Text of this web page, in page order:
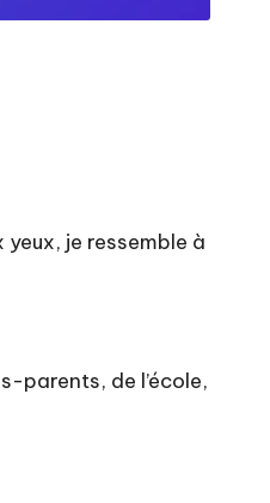
yeux, je ressemble à
parents, de l’école,